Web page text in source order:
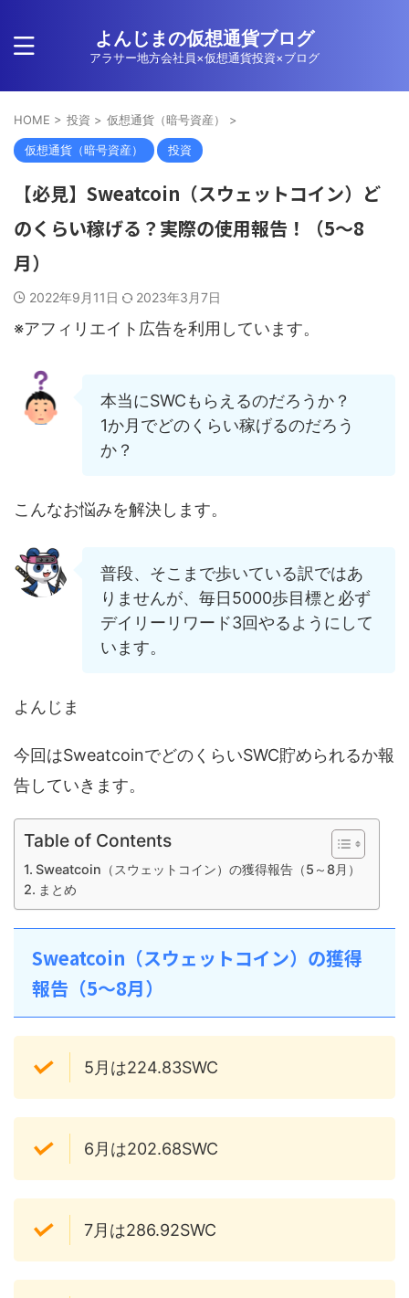
よんじまの仮想通貨ブログ
アラサー地方会社員×仮想通貨投資×ブログ
HOME > 投資 > 仮想通貨（暗号資産） >
仮想通貨（暗号資産） 投資
【必見】Sweatcoin（スウェットコイン）ど
のくらい稼げる？実際の使用報告！（5～8
月）
2022年9月11日 2023年3月7日
※アフィリエイト広告を利用しています。
本当にSWCもらえるのだろうか？
1か月でどのくらい稼げるのだろう
か？
こんなお悩みを解決します。
普段、そこまで歩いている訳ではあ
りませんが、毎日5000歩目標と必ず
デイリーリワード3回やるようにして
います。
よんじま
今回はSweatcoinでどのくらいSWC貯められるか報
告していきます。
Table of Contents
Sweatcoin（スウェットコイン）の獲得報告（5～8月）
まとめ
Sweatcoin（スウェットコイン）の獲得
報告（5～8月）
5月は224.83SWC
6月は202.68SWC
7月は286.92SWC